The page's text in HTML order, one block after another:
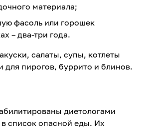
материала;
фасоль или горошек
– два-три года.
салаты, супы, котлеты
для пирогов, буррито и блинов.
диетологами
в список опасной еды. Их